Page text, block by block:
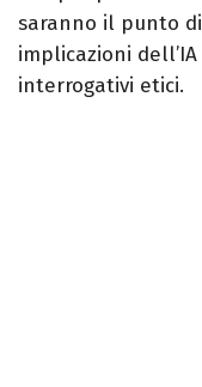
saranno il punto
implicazioni
interrogativi etici.